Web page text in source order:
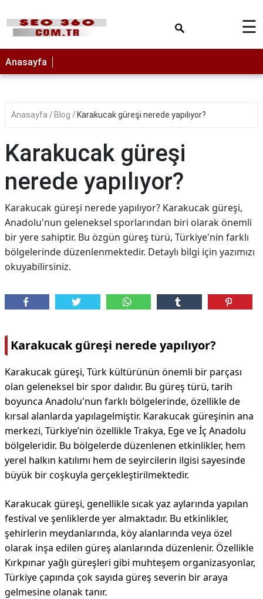
ANASAYFA
☰
Anasayfa
Anasayfa Blog Karakucak güreşi nerede yapılıyor?
Karakucak güreşi
nerede yapılıyor?
Karakucak güreşi nerede yapılıyor? Karakucak güreşi,
Anadolu'nun geleneksel sporlarından biri olarak önemli
bir yere sahiptir. Bu özgün güreş türü, Türkiye'nin farklı
bölgelerinde düzenlenmektedir. Detaylı bilgi için yazımızı
okuyabilirsiniz.
Karakucak güreşi nerede yapılıyor?
Karakucak güreşi, Türk kültürünün önemli bir parçası
olan geleneksel bir spor dalıdır. Bu güreş türü, tarih
boyunca Anadolu'nun farklı bölgelerinde, özellikle de
kırsal alanlarda yapılagelmiştir. Karakucak güreşinin ana
merkezi, Türkiye’nin özellikle Trakya, Ege ve İç Anadolu
bölgeleridir. Bu bölgelerde düzenlenen etkinlikler, hem
yerel halkın katılımı hem de seyircilerin ilgisi sayesinde
büyük bir coşkuyla gerçekleştirilmektedir.
Karakucak güreşi, genellikle sıcak yaz aylarında yapılan
festival ve şenliklerde yer almaktadır. Bu etkinlikler,
şehirlerin meydanlarında, köy alanlarında veya özel
olarak inşa edilen güreş alanlarında düzenlenir. Özellikle
Kırkpınar yağlı güreşleri gibi muhteşem organizasyonlar,
Türkiye çapında çok sayıda güreş severin bir araya
gelmesine olanak tanır.